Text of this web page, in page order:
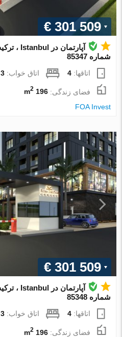
€ 301 509
شماره 85347
اتاقها:4 اتاق خواب:3
فضای زندگی:196 m
2
FOA Invest
€ 301 509
شماره 85348
اتاقها:4 اتاق خواب:3
فضای زندگی:196 m
2